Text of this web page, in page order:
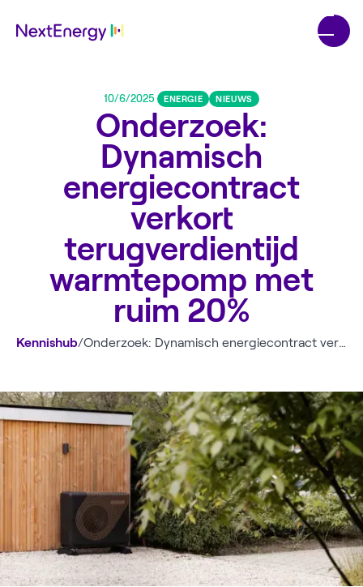
10/6/2025 ENERGIE NIEUWS
Onderzoek:
Dynamisch
energiecontract
verkort
terugverdientijd
warmtepomp met
ruim 20%
Kennishub/ Onderzoek: Dynamisch energiecontract verkort terugverdientijd warmtepomp met ruim 20%